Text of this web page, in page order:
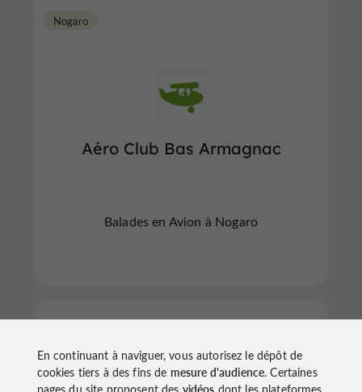
Aéro Club Bas Armagnac
Nogaro
Balades en Avion à Nogaro
En continuant à naviguer, vous autorisez le dépôt de
cookies tiers à des fins de mesure d'audience. Certaines